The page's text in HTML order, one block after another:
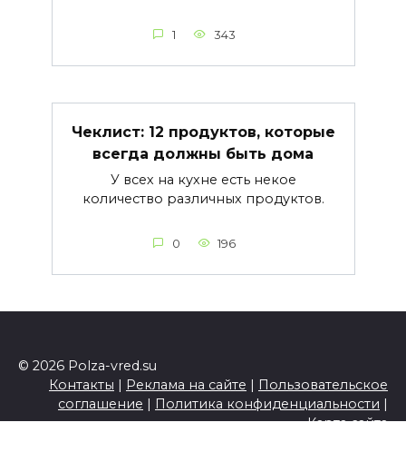
1 343
Чеклист: 12 продуктов, которые
всегда должны быть дома
У всех на кухне есть некое
количество различных продуктов.
0 196
© 2026 Polza-vred.su
Контакты | Реклама на сайте | Пользовательское
соглашение | Политика конфиденциальности |
Карта сайта